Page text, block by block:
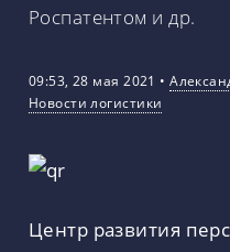
Роспатентом и др.
09:53, 28 мая 2021 •
Новости логистики
Центр развития